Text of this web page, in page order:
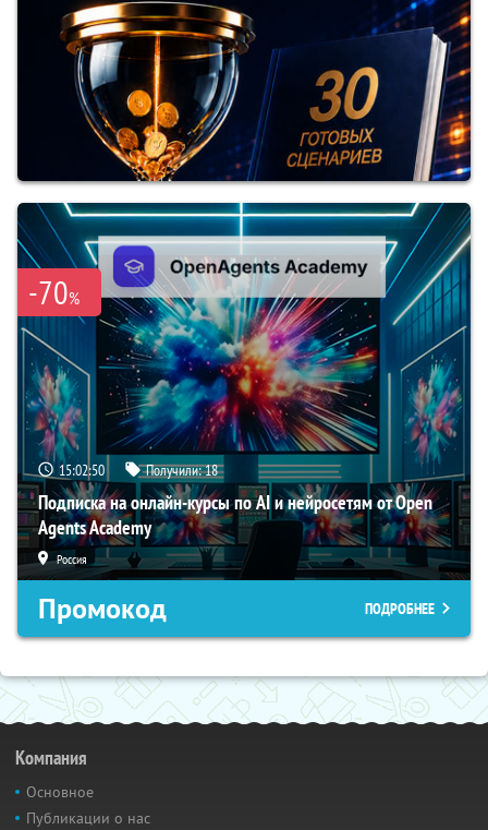
-70%
15:02:49 Получили:18
Подписка на онлайн-курсы по AI и нейросетям от Open
Agents Academy
Россия
Промокод ПОДРОБНЕЕ
Компания
Основное
Публикации о нас